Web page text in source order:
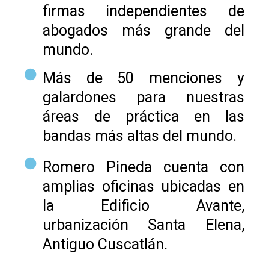
firmas independientes de
abogados más grande del
mundo.
Más de 50 menciones y
galardones para nuestras
áreas de práctica en las
bandas más altas del mundo.
Romero Pineda cuenta con
amplias oficinas ubicadas en
la Edificio Avante,
urbanización Santa Elena,
Antiguo Cuscatlán.